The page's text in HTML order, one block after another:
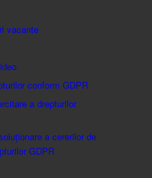
vacante
conform GDPR
a drepturilor
a cererilor de
GDPR